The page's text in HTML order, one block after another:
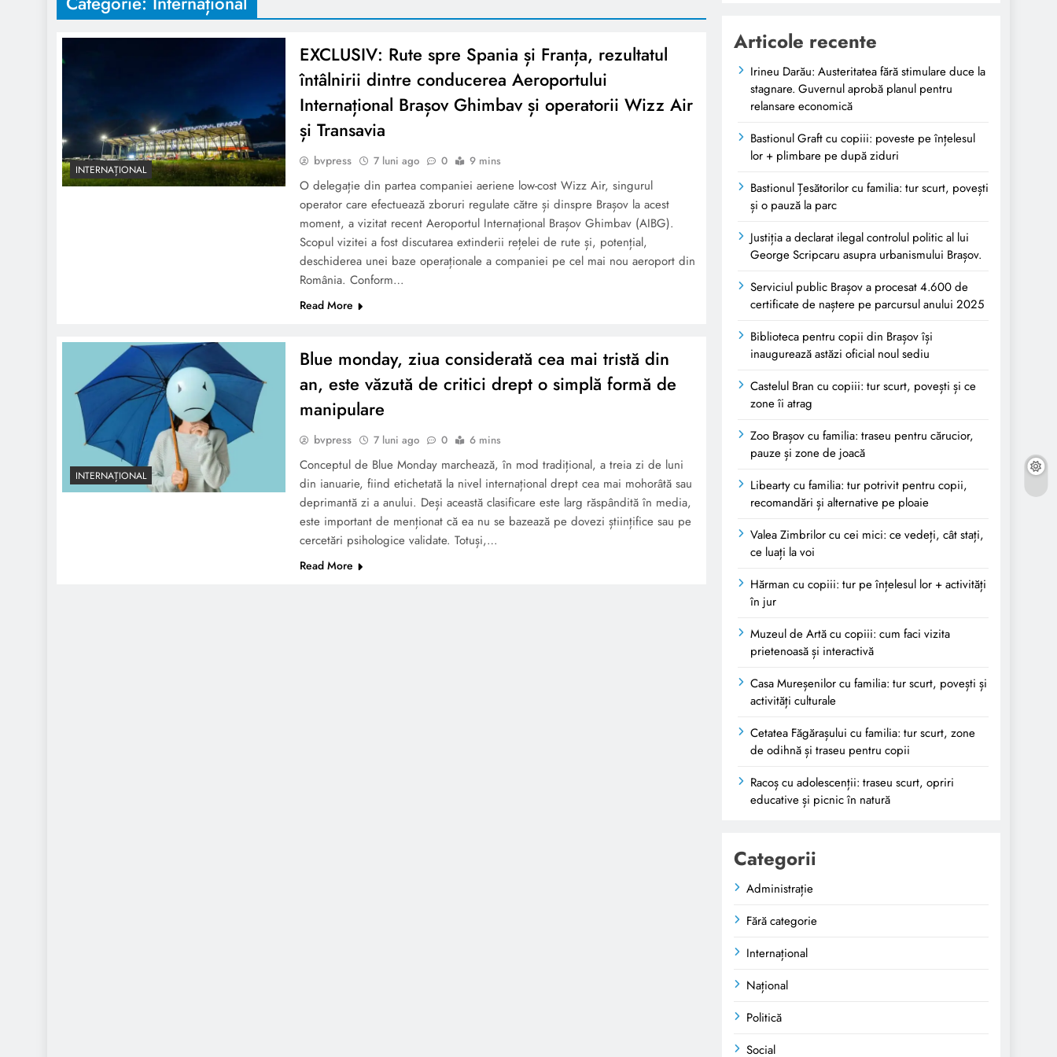
INTERNAȚIONAL
EXCLUSIV: Rute spre Spania și Franța, rezultatul
întâlnirii dintre conducerea Aeroportului
Internațional Brașov Ghimbav și operatorii Wizz Air
și Transavia
bvpress 7 luni ago 0 9 mins
O delegație din partea companiei aeriene low-cost Wizz Air, singurul
operator care efectuează zboruri regulate către și dinspre Brașov la acest
moment, a vizitat recent Aeroportul Internațional Brașov Ghimbav (AIBG).
Scopul vizitei a fost discutarea extinderii rețelei de rute și, potențial,
deschiderea unei baze operaționale a companiei pe cel mai nou aeroport din
România. Conform…
Read More
INTERNAȚIONAL
Blue monday, ziua considerată cea mai tristă din
an, este văzută de critici drept o simplă formă de
manipulare
bvpress 7 luni ago 0 6 mins
Conceptul de Blue Monday marchează, în mod tradițional, a treia zi de luni
din ianuarie, fiind etichetată la nivel internațional drept cea mai mohorâtă sau
deprimantă zi a anului. Deși această clasificare este larg răspândită în media,
este important de menționat că ea nu se bazează pe dovezi științifice sau pe
cercetări psihologice validate. Totuși,…
Read More
Articole recente
Irineu Darău: Austeritatea fără stimulare duce la
stagnare. Guvernul aprobă planul pentru
relansare economică
Bastionul Graft cu copiii: poveste pe înțelesul
lor + plimbare pe după ziduri
Bastionul Țesătorilor cu familia: tur scurt, povești
și o pauză la parc
Justiția a declarat ilegal controlul politic al lui
George Scripcaru asupra urbanismului Brașov.
Serviciul public Brașov a procesat 4.600 de
certificate de naștere pe parcursul anului 2025
Biblioteca pentru copii din Brașov își
inaugurează astăzi oficial noul sediu
Castelul Bran cu copiii: tur scurt, povești și ce
zone îi atrag
Zoo Brașov cu familia: traseu pentru cărucior,
pauze și zone de joacă
Libearty cu familia: tur potrivit pentru copii,
recomandări și alternative pe ploaie
Valea Zimbrilor cu cei mici: ce vedeți, cât stați,
ce luați la voi
Hărman cu copiii: tur pe înțelesul lor + activități
în jur
Muzeul de Artă cu copiii: cum faci vizita
prietenoasă și interactivă
Casa Mureșenilor cu familia: tur scurt, povești și
activități culturale
Cetatea Făgărașului cu familia: tur scurt, zone
de odihnă și traseu pentru copii
Racoș cu adolescenții: traseu scurt, opriri
educative și picnic în natură
Categorii
Administrație
Fără categorie
Internațional
Național
Politică
Social